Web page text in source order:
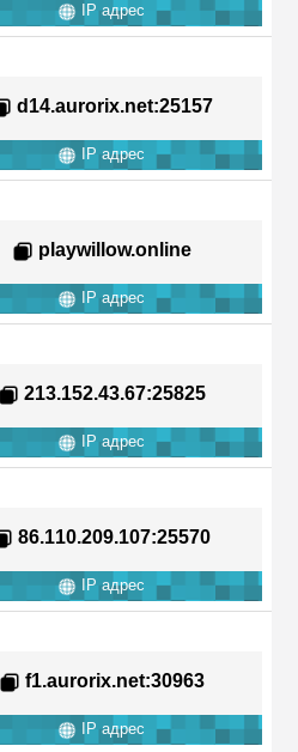
IP адрес
d14.aurorix.net:25157
IP адрес
playwillow.online
IP адрес
213.152.43.67:25825
IP адрес
86.110.209.107:25570
IP адрес
f1.aurorix.net:30963
IP адрес